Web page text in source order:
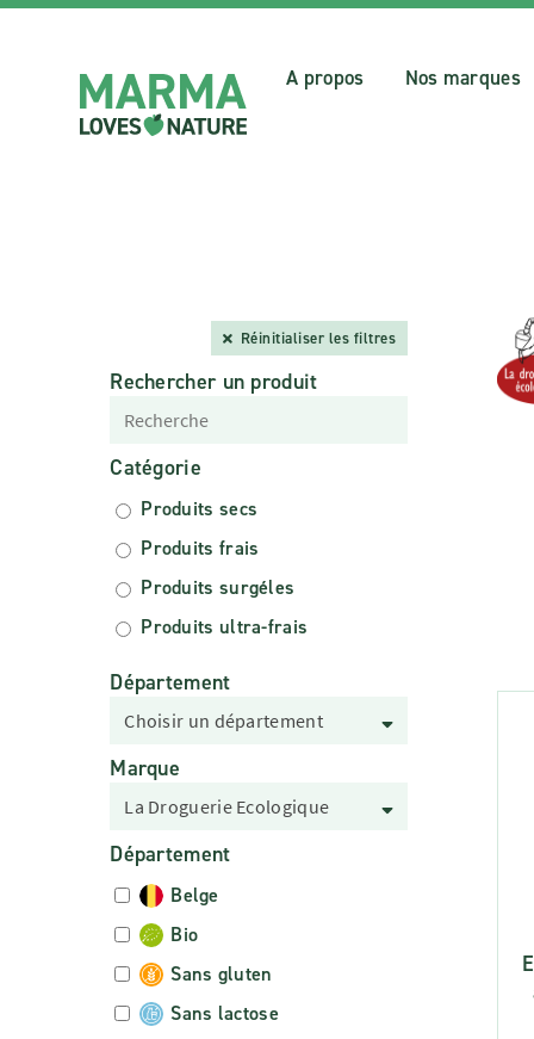
A propos Nos marques
Réinitialiser les filtres
Rechercher un produit
Catégorie
Produits secs
Produits frais
Produits surgéles
Produits ultra-frais
Département
Choisir un département
Marque
La Droguerie Ecologique
Département
Belge
Bio
Sans gluten
Sans lactose